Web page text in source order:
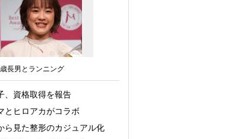
長男とランニング
、資格取得を報告
とヒロアカがコラボ
ら見た整形のカジュアル化